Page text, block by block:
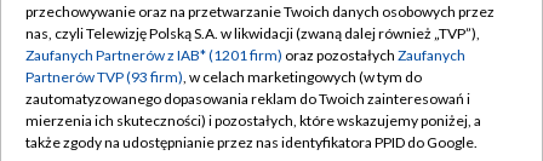
Abonament TVP
Emisja w TVP
Centrum informacji TVP
Naziemna Telewizja Cyfrowa
Regulamin TVP
Polityka prywatności
Moje zgody
Pomoc
przechowywanie oraz na przetwarzanie Twoich danych osobowych przez
nas, czyli Telewizję Polską S.A. w likwidacji (zwaną dalej również „TVP”),
Zaufanych Partnerów z IAB* (1201 firm) oraz pozostałych Zaufanych
Partnerów TVP (93 firm), w celach marketingowych (w tym do
zautomatyzowanego dopasowania reklam do Twoich zainteresowań i
mierzenia ich skuteczności) i pozostałych, które wskazujemy poniżej, a
także zgody na udostępnianie przez nas identyfikatora PPID do Google.